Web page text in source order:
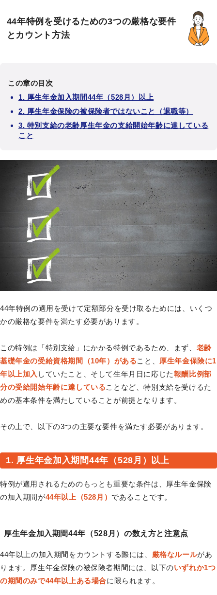
44年特例を受けるための3つの厳格な要件
とカウント方法
この章の目次
1. 厚生年金加入期間44年（528月）以上
2. 厚生年金保険の被保険者ではないこと（退職等）
3. 特別支給の老齢厚生年金の支給開始年齢に達している
こと
44年特例の適用を受けて定額部分を受け取るためには、いくつ
かの厳格な要件を満たす必要があります。
この特例は「特別支給」にかかる特例であるため、まず、 老齢
基礎年金の受給資格期間（10年）があること、 厚生年金保険に1
年以上加入 していたこと、そして生年月日に応じた報酬比例部
分の受給開始年齢に達していることなど、特別支給を受けるた
めの基本条件を満たしていることが前提となります。
その上で、以下の3つの主要な要件を満たす必要があります。
1. 厚生年金加入期間44年（528月）以上
特例が適用されるためのもっとも重要な条件は、厚生年金保険
の加入期間が44年以上（528月） であることです。
厚生年金加入期間44年（528月）の数え方と注意点
44年以上の加入期間をカウントする際には、 厳格なルールがあ
ります。厚生年金保険の被保険者期間には、以下のいずれか1つ
の期間のみで44年以上ある場合に限られます。